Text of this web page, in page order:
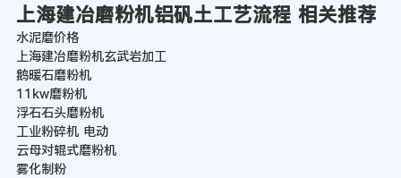
上海建冶磨粉机铝矾土工艺流程 相关推荐
水泥磨价格
上海建冶磨粉机玄武岩加工
鹅暖石磨粉机
11kw磨粉机
浮石石头磨粉机
工业粉碎机 电动
云母对辊式磨粉机
雾化制粉